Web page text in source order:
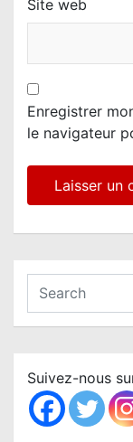
Site web
Enregistrer
le navigateur
a
c
h
Suivez-nous